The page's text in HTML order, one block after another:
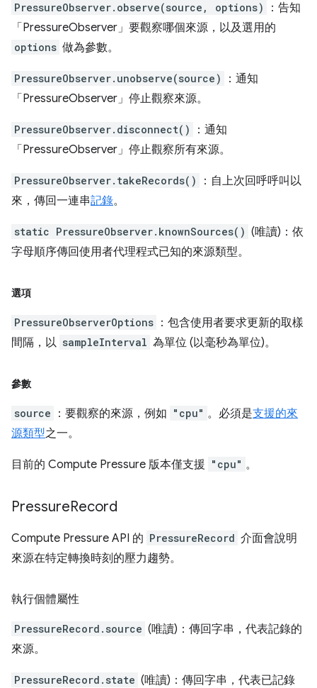
PressureObserver.observe(source, options)
：告知
「PressureObserver」要觀察哪個來源，以及選用的
options 做為參數。
PressureObserver.unobserve(source)
：通知
「PressureObserver」停止觀察來源。
PressureObserver.disconnect()
：通知
「PressureObserver」停止觀察所有來源。
PressureObserver.takeRecords()
：自上次回呼呼叫以
來，傳回一連串記錄。
static PressureObserver.knownSources() (唯讀)：依
字母順序傳回使用者代理程式已知的來源類型。
選項
PressureObserverOptions ：包含使用者要求更新的取樣
間隔，以 sampleInterval 為單位 (以毫秒為單位)。
參數
source ：要觀察的來源，例如 "cpu" 。必須是支援的來
源類型之一。
目前的 Compute Pressure 版本僅支援 "cpu" 。
PressureRecord
Compute Pressure API 的 PressureRecord 介面會說明
來源在特定轉換時刻的壓力趨勢。
執行個體屬性
PressureRecord.source (唯讀)：傳回字串，代表記錄的
來源。
PressureRecord.state (唯讀)：傳回字串，代表已記錄